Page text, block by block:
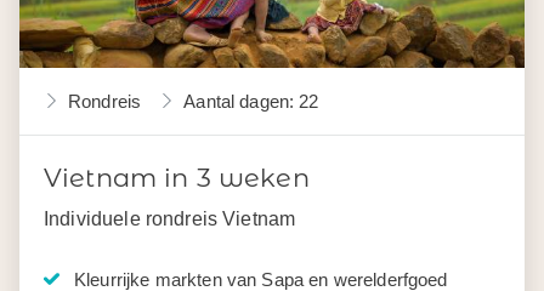
Rondreis Aantal dagen: 22
Vietnam in 3 weken
Individuele rondreis Vietnam
Kleurrijke markten van Sapa en werelderfgoed